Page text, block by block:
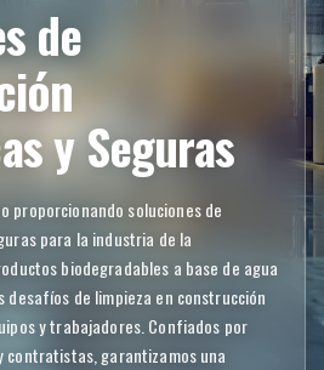
de
y Seguras
proporcionando soluciones de
para la industria de la
biodegradables a base de agua
de limpieza en construcción
y trabajadores. Confiados por
contratistas, garantizamos una